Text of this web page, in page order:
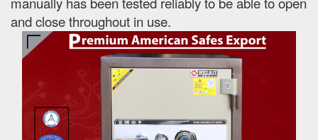
and close throughout in use.